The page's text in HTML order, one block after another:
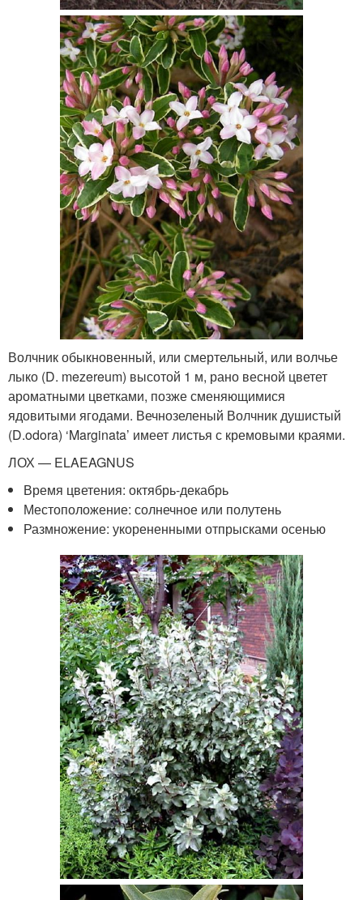
Волчник обыкновенный, или смертельный, или волчье
лыко (D. mezereum) высотой 1 м, рано весной цветет
ароматными цветками, позже сменяющимися
ядовитыми ягодами. Вечнозеленый Волчник душистый
(D.odora) ‘Marginata’ имеет листья с кремовыми краями.
ЛОХ — ELAEAGNUS
Время цветения: октябрь-декабрь
Местоположение: солнечное или полутень
Размножение: укорененными отпрысками осенью